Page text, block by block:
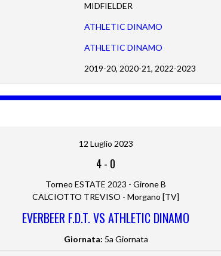
MIDFIELDER
ATHLETIC DINAMO
ATHLETIC DINAMO
2019-20, 2020-21, 2022-2023
12 Luglio 2023
4- 0
Torneo ESTATE 2023 - Girone B
CALCIOTTO TREVISO - Morgano [TV]
EVERBEER F.D.T. VS ATHLETIC DINAMO
Giornata: 5a Giornata